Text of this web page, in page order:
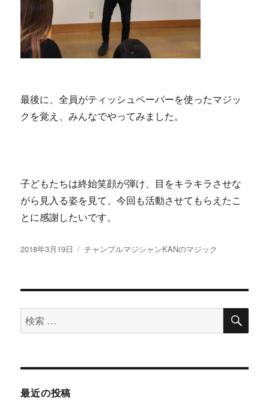
最後に、全員がティッシュペーパーを使ったマジッ
クを覚え、みんなでやってみました。
子どもたちは終始笑顔が弾け、目をキラキラさせな
がら見入る姿を見て、今回も活動させてもらえたこ
とに感謝したいです。
投
2018年3月19日
カ
リ
チャンプルマジシャンKANのマジック
検
索
象:
検
最近の投稿